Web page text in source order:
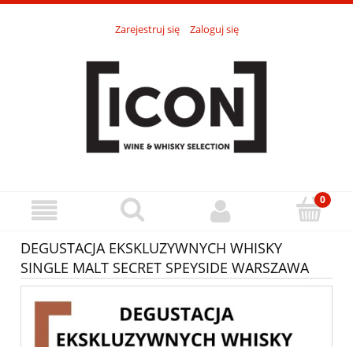
Zarejestruj się Zaloguj się
DEGUSTACJA EKSKLUZYWNYCH WHISKY
SINGLE MALT SECRET SPEYSIDE WARSZAWA